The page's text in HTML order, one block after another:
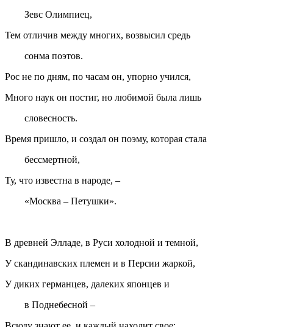
Зевс Олимпиец,
Тем отличив между многих, возвысил средь
сонма поэтов.
Рос не по дням, по часам он, упорно учился,
Много наук он постиг, но любимой была лишь
словесность.
Время пришло, и создал он поэму, которая стала
бессмертной,
Ту, что известна в народе, –
«Москва – Петушки».
В древней Элладе, в Руси холодной и темной,
У скандинавских племен и в Персии жаркой,
У диких германцев, далеких японцев и
в Поднебесной –